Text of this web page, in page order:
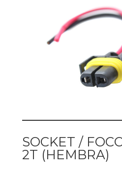
SOCKET /
2T (HEMBRA)